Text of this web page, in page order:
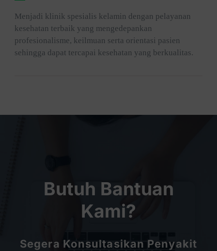
Menjadi klinik spesialis kelamin dengan pelayanan
kesehatan terbaik yang mengedepankan
profesionalisme, keilmuan serta orientasi pasien
sehingga dapat tercapai kesehatan yang berkualitas.
Butuh Bantuan
Kami?
Segera Konsultasikan Penyakit